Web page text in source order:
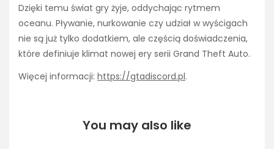
Dzięki temu świat gry żyje, oddychając rytmem
oceanu. Pływanie, nurkowanie czy udział w wyścigach
nie są już tylko dodatkiem, ale częścią doświadczenia,
które definiuje klimat nowej ery serii Grand Theft Auto.
Więcej informacji: https://gtadiscord.pl.
You may also like